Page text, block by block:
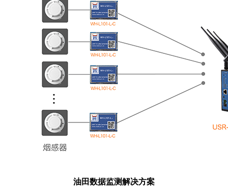
油田数据监测解决方案